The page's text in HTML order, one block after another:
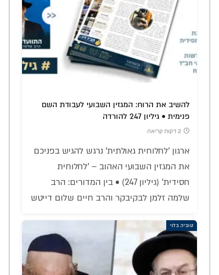
להשיב את הרוח: המגזין השבועי לעבודת השם
פנימית • גיליון 247 להורדה
2 דקות קריאה
ארגון 'לחלוחית גאולתית' נרגש להגיש בפניכם
את המגזין השבועי האהוב – 'לחלוחית
חסידית' (גיליון 247) • בין המדורים: הרב
שלמה זלמן לבקיבקר והרב חיים שלום דייטש
טוביה בלוי